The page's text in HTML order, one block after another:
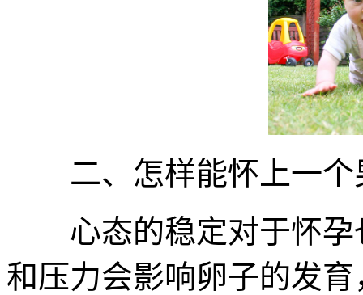
二、怎样能怀上一个
心态的稳定对于怀孕
和压力会影响卵子的发